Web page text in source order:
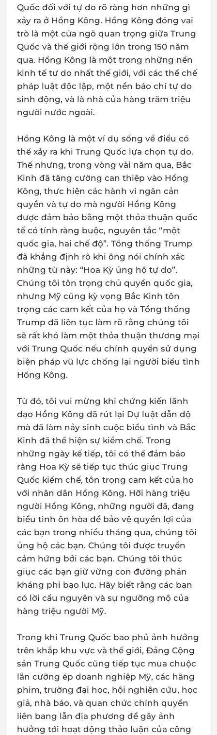
Quốc đối với tự do rõ ràng hơn những gì
xảy ra ở Hồng Kông. Hồng Kông đóng vai
trò là một cửa ngõ quan trọng giữa Trung
Quốc và thế giới rộng lớn trong 150 năm
qua. Hồng Kông là một trong những nền
kinh tế tự do nhất thế giới, với các thể chế
pháp luật độc lập, một nền báo chí tự do
sinh động, và là nhà của hàng trăm triệu
người nước ngoài.
Hồng Kông là một ví dụ sống về điều có
thể xảy ra khi Trung Quốc lựa chọn tự do.
Thế nhưng, trong vòng vài năm qua, Bắc
Kinh đã tăng cường can thiệp vào Hồng
Kông, thực hiện các hành vi ngăn cản
quyền và tự do mà người Hồng Kông
được đảm bảo bằng một thỏa thuận quốc
tế có tính ràng buộc, nguyên tắc “một
quốc gia, hai chế độ”. Tổng thống Trump
đã khẳng định rõ khi ông nói chính xác
những từ này: “Hoa Kỳ ủng hộ tự do”.
Chúng tôi tôn trọng chủ quyền quốc gia,
nhưng Mỹ cũng kỳ vọng Bắc Kinh tôn
trọng các cam kết của họ và Tổng thống
Trump đã liên tục làm rõ rằng chúng tôi
sẽ rất khó làm một thỏa thuận thương mại
với Trung Quốc nếu chính quyền sử dụng
biện pháp vũ lực chống lại người biểu tình
Hồng Kông.
Từ đó, tôi vui mừng khi chứng kiến lãnh
đạo Hồng Kông đã rút lại Dự luật dẫn độ
mà đã làm nảy sinh cuộc biểu tình và Bắc
Kinh đã thể hiện sự kiềm chế. Trong
những ngày kế tiếp, tôi có thể đảm bảo
rằng Hoa Kỳ sẽ tiếp tục thúc giục Trung
Quốc kiềm chế, tôn trọng cam kết của họ
với nhân dân Hồng Kông. Hỡi hàng triệu
người Hồng Kông, những người đã, đang
biểu tình ôn hòa để bảo vệ quyền lợi của
các bạn trong nhiều tháng qua, chúng tôi
ủng hộ các bạn. Chúng tôi được truyền
cảm hứng bởi các bạn. Chúng tôi thúc
giục các bạn giữ vững con đường phản
kháng phi bạo lực. Hãy biết rằng các bạn
có lời cầu nguyện và sự ngưỡng mộ của
hàng triệu người Mỹ.
Trong khi Trung Quốc bao phủ ảnh hưởng
trên khắp khu vực và thế giới, Đảng Cộng
sản Trung Quốc cũng tiếp tục mua chuộc
lẫn cưỡng ép doanh nghiệp Mỹ, các hãng
phim, trường đại học, hội nghiên cứu, học
giả, nhà báo, và quan chức chính quyền
liên bang lẫn địa phương để gây ảnh
hưởng tới hoạt động thảo luận của công